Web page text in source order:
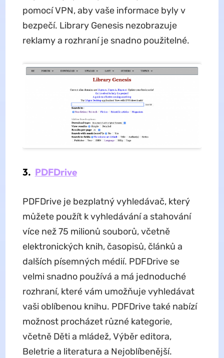
pomocí VPN, aby vaše informace byly v
bezpečí. Library Genesis nezobrazuje
reklamy a rozhraní je snadno použitelné.
3. PDFDrive
PDFDrive je bezplatný vyhledávač, který
můžete použít k vyhledávání a stahování
více než 75 milionů souborů, včetně
elektronických knih, časopisů, článků a
dalších písemných médií. PDFDrive se
velmi snadno používá a má jednoduché
rozhraní, které vám umožňuje vyhledávat
vaši oblíbenou knihu. PDFDrive také nabízí
možnost procházet různé kategorie,
včetně Děti a mládež, Výběr editora,
Beletrie a literatura a Nejoblíbenější.